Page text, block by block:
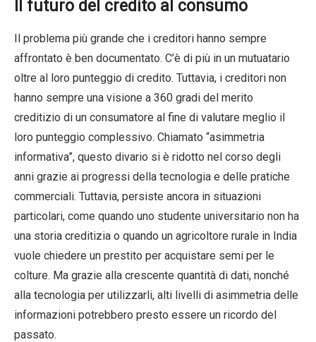
Il futuro del credito al consumo
Il problema più grande che i creditori hanno sempre
affrontato è ben documentato. C’è di più in un mutuatario
oltre al loro punteggio di credito. Tuttavia, i creditori non
hanno sempre una visione a 360 gradi del merito
creditizio di un consumatore al fine di valutare meglio il
loro punteggio complessivo. Chiamato “asimmetria
informativa”, questo divario si è ridotto nel corso degli
anni grazie ai progressi della tecnologia e delle pratiche
commerciali. Tuttavia, persiste ancora in situazioni
particolari, come quando uno studente universitario non ha
una storia creditizia o quando un agricoltore rurale in India
vuole chiedere un prestito per acquistare semi per le
colture. Ma grazie alla crescente quantità di dati, nonché
alla tecnologia per utilizzarli, alti livelli di asimmetria delle
informazioni potrebbero presto essere un ricordo del
passato.